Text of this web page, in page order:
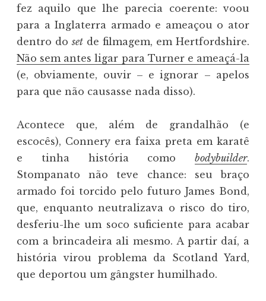
fez aquilo que lhe parecia coerente: voou
para a Inglaterra armado e ameaçou o ator
dentro doset de filmagem, em Hertfordshire.
Não sem antes ligar para Turner e ameaçá-la
(e, obviamente, ouvir – e ignorar – apelos
para que não causasse nada disso).
Acontece que, além de grandalhão (e
escocês), Connery era faixa preta em karatê
e tinha história como bodybuilder.
Stompanato não teve chance: seu braço
armado foi torcido pelo futuro James Bond,
que, enquanto neutralizava o risco do tiro,
desferiu-lhe um soco suficiente para acabar
com a brincadeira ali mesmo. A partir daí, a
história virou problema da Scotland Yard,
que deportou um gângster humilhado.